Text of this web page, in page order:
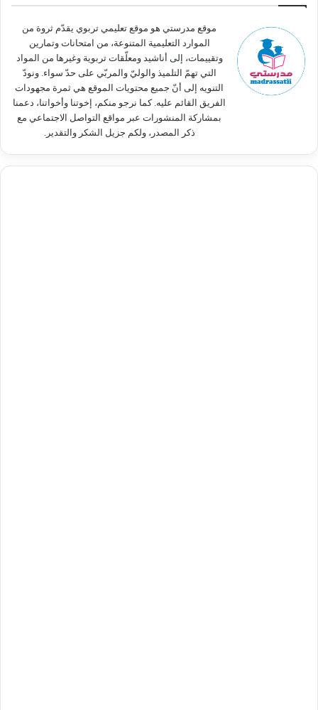
ن
موقع مدرستي هو موقع تعليمي تربوي يقدّم ثروة من
الموارد التعليمية المتنوعة، من امتحانات وتمارين
وتقييمات، إلى أناشيد ومعلّقات تربوية وغيرها من المواد
التي تهمّ التلميذ والوليّ والمربّي على حدّ سواء. ونودّ
التنويه إلى أنّ جميع محتويات الموقع هي ثمرة مجهودات
الفريق القائم عليه. كما نرجو منكم، إخوتنا وأخواتنا، دعمنا
بمشاركة المنشورات عبر مواقع التواصل الاجتماعي مع
ذكر المصدر، ولكم جزيل الشكر والتقدير.